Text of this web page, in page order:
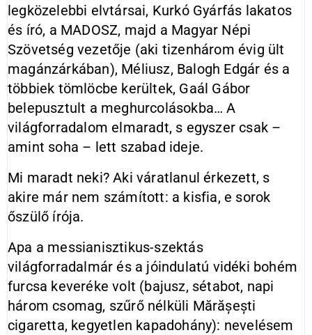
legközelebbi elvtársai, Kurkó Gyárfás lakatos
és író, a MADOSZ, majd a Magyar Népi
Szövetség vezetője (aki tizenhárom évig ült
magánzárkában), Méliusz, Balogh Edgár és a
többiek tömlöcbe kerültek, Gaál Gábor
belepusztult a meghurcolásokba… A
világforradalom elmaradt, s egyszer csak –
amint soha – lett szabad ideje.
Mi maradt neki? Aki váratlanul érkezett, s
akire már nem számított: a kisfia, e sorok
őszülő írója.
Apa a messianisztikus-szektás
világforradalmár és a jóindulatú vidéki bohém
furcsa keveréke volt (bajusz, sétabot, napi
három csomag, szűrő nélküli Mărășești
cigaretta, kegyetlen kapadohány): nevelésem